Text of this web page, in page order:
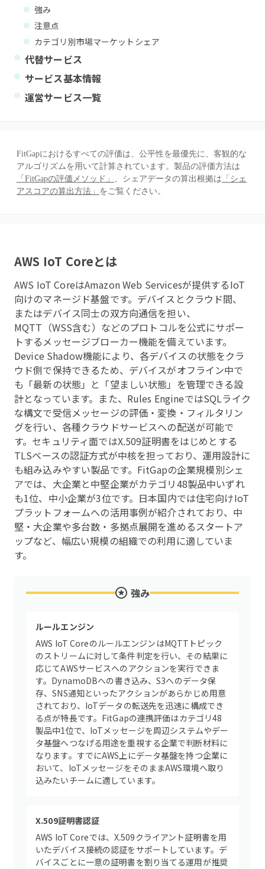
強み
注意点
カテゴリ別市場マーケットシェア
代替サービス
サービス基本情報
運営サービス一覧
FitGapにおけるすべての評価は、公平性を最優先に、客観的な
アルゴリズムを用いて計算されています。製品の評価方法は
「FitGapの評価メソッド」 、シェアデータの算出根拠は 「シェ
アスコアの算出方法」 をご覧ください。
AWS IoT Coreとは
AWS IoT CoreはAmazon Web Servicesが提供するIoT
向けのマネージド基盤です。デバイスとクラウド間、
またはデバイス同士の双方向通信を担い、
MQTT（WSS含む）などのプロトコルを公式にサポー
トするメッセージブローカー機能を備えています。
Device Shadow機能により、各デバイスの状態をクラ
ウド側で保持できるため、デバイスがオフライン中で
も「最新の状態」と「望ましい状態」を管理できる設
計となっています。また、Rules EngineではSQLライク
な構文で受信メッセージの評価・変換・フィルタリン
グを行い、各種クラウドサービスへの配送が可能で
す。セキュリティ面ではX.509証明書をはじめとする
TLSベースの認証方式が中核を担っており、運用設計に
も組み込みやすい製品です。FitGapの企業規模別シェ
アでは、大企業と中堅企業がカテゴリ48製品中いずれ
も1位、中小企業が3位です。日本国内では住宅向けIoT
プラットフォームへの活用事例が紹介されており、中
堅・大企業や多台数・多拠点展開を進めるスタートア
ップなど、幅広い規模の組織での利用に適していま
す。
強み
ルールエンジン
AWS IoT CoreのルールエンジンはMQTTトピック
のストリームに対して条件判定を行い、その結果に
応じてAWSサービスへのアクションを実行できま
す。DynamoDBへの書き込み、S3へのデータ保
存、SNS通知といったアクションがあらかじめ用意
されており、IoTデータの転送先を迅速に構成でき
る点が特長です。FitGapの連携評価はカテゴリ48
製品中1位で、IoTメッセージを周辺システムやデー
タ基盤へつなげる用途を重視する企業で判断材料に
なります。すでにAWS上にデータ基盤を持つ企業に
おいて、IoTメッセージをそのままAWS環境へ取り
込みたいチームに適しています。
X.509証明書認証
AWS IoT Coreでは、X.509クライアント証明書を用
いたデバイス接続の認証をサポートしています。デ
バイスごとに一意の証明書を割り当てる運用が推奨